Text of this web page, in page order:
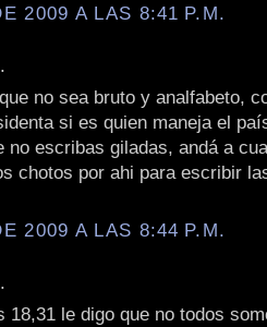
2009 A LAS 8:41 P.M.
no sea bruto y analfabeto,
si es quien maneja el
no escribas giladas, andá a
chotos por ahi para escribir
2009 A LAS 8:44 P.M.
18,31 le digo que no todos